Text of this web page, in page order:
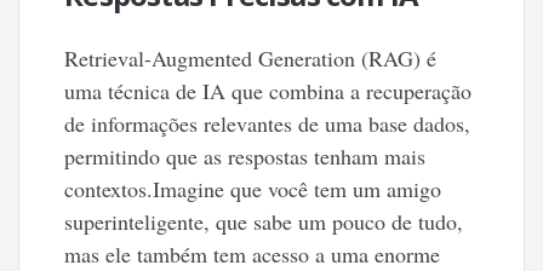
Retrieval-Augmented Generation (RAG) é
uma técnica de IA que combina a recuperação
de informações relevantes de uma base dados,
permitindo que as respostas tenham mais
contextos.Imagine que você tem um amigo
superinteligente, que sabe um pouco de tudo,
mas ele também tem acesso a uma enorme